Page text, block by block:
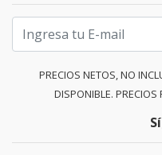
PRECIOS NETOS, NO
DISPONIBLE. PRECIOS